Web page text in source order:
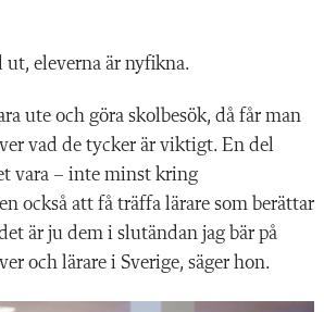
ut, eleverna är nyfikna.
ute och göra skolbesök, då får man
vad de tycker är viktigt. En del
vara – inte minst kring
också att få träffa lärare som berättar
är ju dem i slutändan jag bär på
och lärare i Sverige, säger hon.